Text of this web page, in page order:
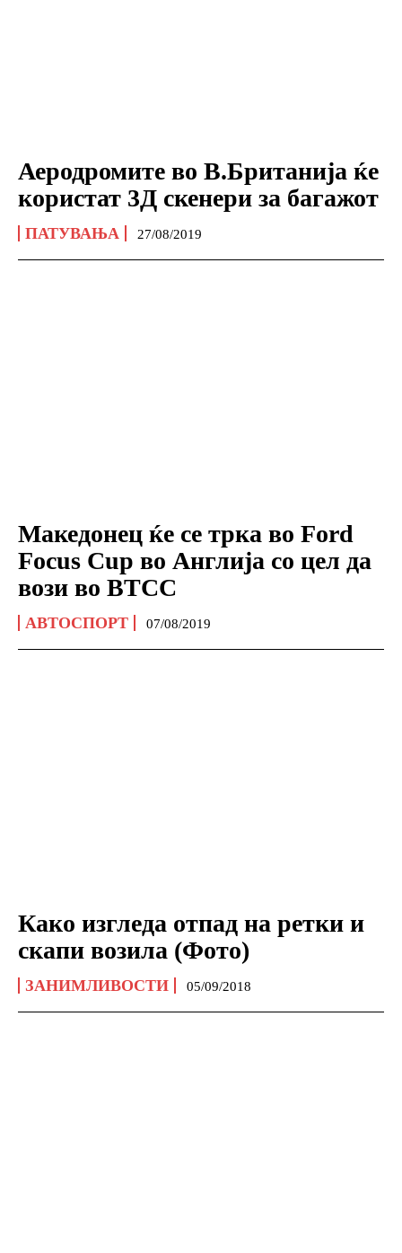
Аеродромите во В.Британија ќе
користат 3Д скенери за багажот
ПАТУВАЊА 27/08/2019
Македонец ќе се трка во Ford
Focus Cup во Англија со цел да
вози во BTCC
АВТОСПОРТ 07/08/2019
Како изгледа отпад на ретки и
скапи возила (Фото)
ЗАНИМЛИВОСТИ 05/09/2018